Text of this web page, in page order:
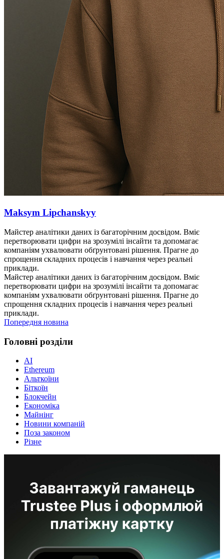
Maksym Lipchanskyy
Майстер аналітики даних із багаторічним досвідом. Вміє
перетворювати цифри на зрозумілі інсайти та допомагає
компаніям ухвалювати обґрунтовані рішення. Прагне до
спрощення складних процесів і навчання через реальні
приклади.
Майстер аналітики даних із багаторічним досвідом. Вміє
перетворювати цифри на зрозумілі інсайти та допомагає
компаніям ухвалювати обґрунтовані рішення. Прагне до
спрощення складних процесів і навчання через реальні
приклади.
Попередня новина
Головні розділи
AI
Ethereum
Альткоїни
Біткоїн
Блокчейн
Економіка
Майнінг
Новини компаній
Поза законом
Різне